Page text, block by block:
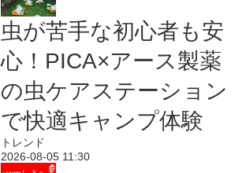
虫が苦手な初心者も安
心！PICA×アース製薬
の虫ケアステーション
で快適キャンプ体験
トレンド
2026-08-05 11:30